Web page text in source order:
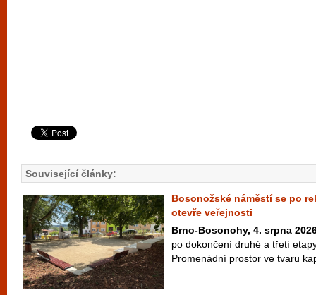
Související články:
Bosonožské náměstí se po
otevře veřejnosti
Brno-Bosonohy, 4. srpna
po dokončení druhé a třetí
Promenádní prostor ve tvaru